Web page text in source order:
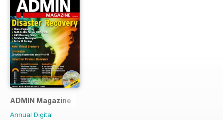
ADMIN Magazine
Annual Digital